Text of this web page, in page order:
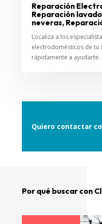
Reparación
Reparación
neveras,
Localiza a los
electrodomésticos de tu
rápidamente a ayudarte.
Quiero contactar
Por qué buscar con